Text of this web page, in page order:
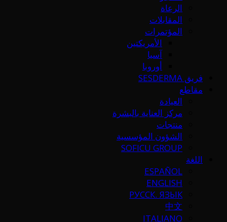
الرعاة
المقابلات
المؤتمرات
الأمريكتين
آسيا
أوروبا
فريق SESDERMA
مقاطع
العيادة
مركز العناية بالبشرة
منتجات
الشؤون المؤسسية
SOFICU GROUP
اللغة
ESPAÑOL
ENGLISH
РУССК. ЯЗЫК
中文
ITALIANO